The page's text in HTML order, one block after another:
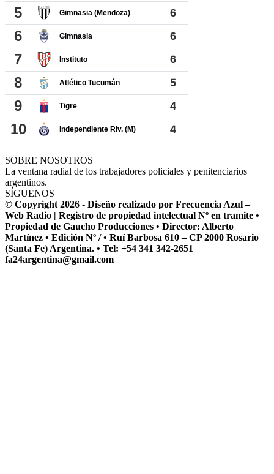
SOBRE NOSOTROS
La ventana radial de los trabajadores policiales y penitenciarios
argentinos.
SÍGUENOS
© Copyright 2026 - Diseño realizado por Frecuencia Azul –
Web Radio | Registro de propiedad intelectual Nº en tramite •
Propiedad de Gaucho Producciones • Director: Alberto
Martínez • Edición Nº / • Ruí Barbosa 610 – CP 2000 Rosario
(Santa Fe) Argentina. • Tel: +54 341 342-2651
fa24argentina@gmail.com